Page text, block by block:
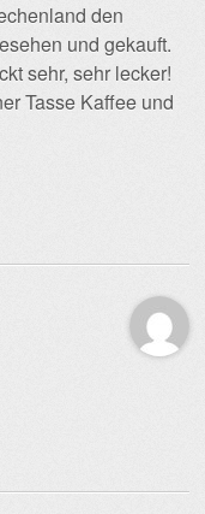
den
und gekauft.
sehr, sehr lecker!
Tasse Kaffee und